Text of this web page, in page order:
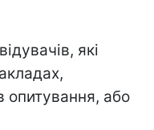
які
опитування, або